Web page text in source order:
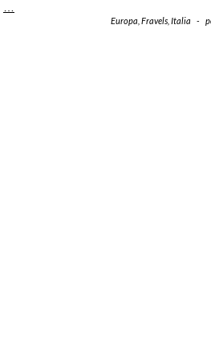
…
Europa Fravels Italia -